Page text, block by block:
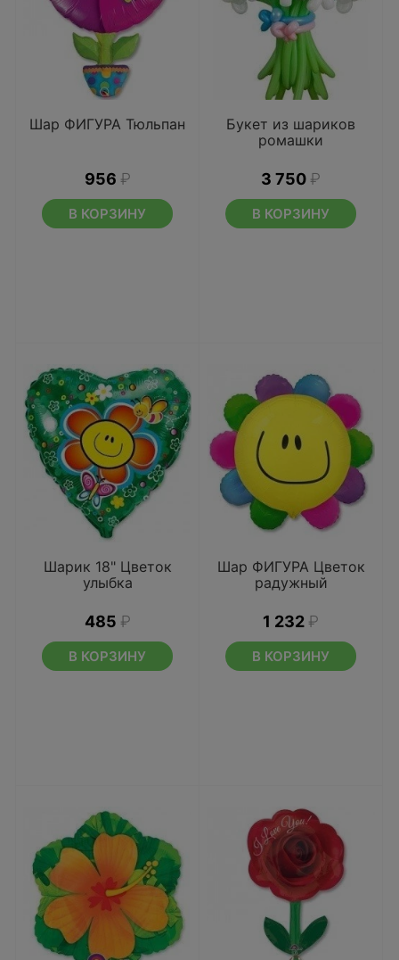
Шар ФИГУРА Тюльпан
956 ₽
В КОРЗИНУ
Букет из шариков
ромашки
3 750 ₽
В КОРЗИНУ
Шарик 18" Цветок
улыбка
485 ₽
В КОРЗИНУ
Шар ФИГУРА Цветок
радужный
1 232 ₽
В КОРЗИНУ